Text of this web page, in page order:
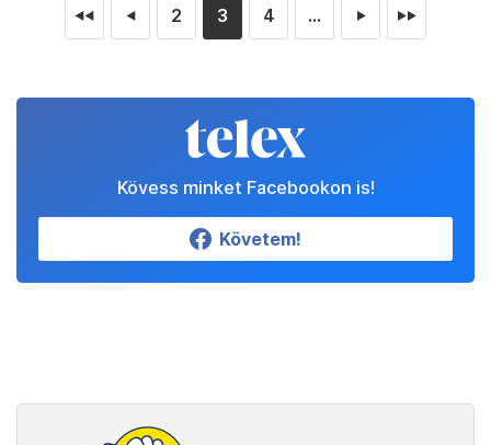
◄◄ ◄ 2 3 4 ... ► ►►
Kövess minket Facebookon is!
Követem!